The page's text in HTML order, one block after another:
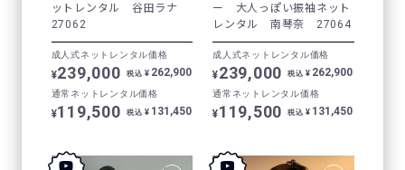
ットレンタル 谷田ラナ
27062
成人式ネットレンタル価格
¥239,000 税込 ¥ 262,900
通常ネットレンタル価格
¥119,500 税込 ¥ 131,450
ー 大人っぽい振袖ネット
レンタル 南琴奈 27064
成人式ネットレンタル価格
¥239,000 税込 ¥ 262,900
通常ネットレンタル価格
¥119,500 税込 ¥ 131,450